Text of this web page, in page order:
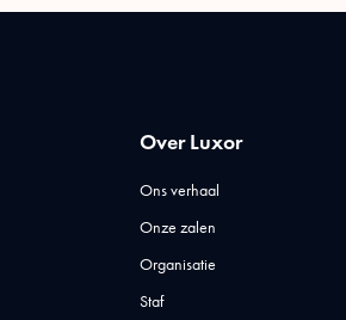
Over Luxor
Ons verhaal
Onze zalen
Organisatie
Staf